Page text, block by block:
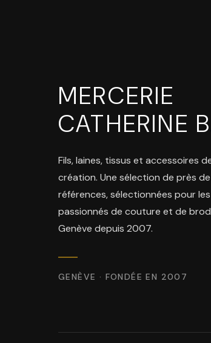
MERCERIE
CATHERINE B
Fils, laines, tissus et accessoires
création. Une sélection de près
références, sélectionnées pour les
passionnés de couture et de
Genève depuis 2007.
GENÈVE · FONDÉE EN 2007